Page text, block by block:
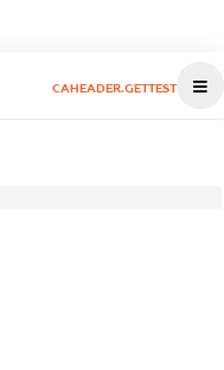
CAHEADER.GETTEST